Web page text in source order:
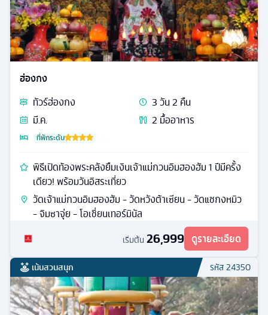
ฮ่องกง
ทัวร์ฮ่องกง 3วัน2 คืน
มี.ค.
2 มื้ออาหาร
ที่พักระดับ
พิธีเปิดท้องพระคลังยืมเงินเจ้าแม่กวนอิมฮองฮัม 1 ปีมีครั้ง
เดียว! พร้อมวันอิสระเที่ยว
วัดเจ้าแม่กวนอิมฮองฮัม - วัดหวังต้าเซียน - วัดแชกงหมิว
- จิมซาจุ่ย - โอเชี่ยนเทอร์มินัล
เริ่มต้น 26,999 ดูรายละเอียด
เน้นสวนสนุก รหัส24350